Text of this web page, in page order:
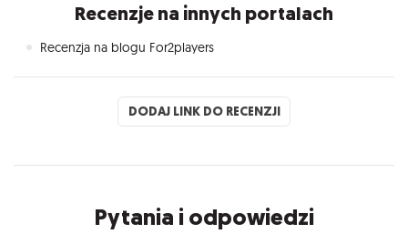
Recenzje na innych portalach
Recenzja na blogu For2players
DODAJ LINK DO RECENZJI
Pytania i odpowiedzi